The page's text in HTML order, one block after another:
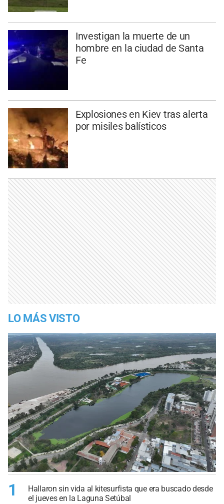
Investigan la muerte de un
hombre en la ciudad de Santa
Fe
Explosiones en Kiev tras alerta
por misiles balísticos
LO MÁS VISTO
1
Hallaron sin vida al kitesurfista que era buscado desde
el jueves en la Laguna Setúbal